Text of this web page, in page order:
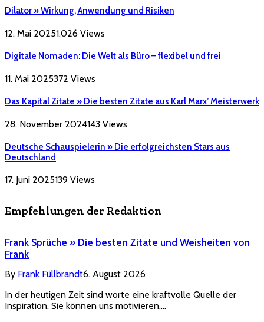
Dilator » Wirkung, Anwendung und Risiken
12. Mai 20251.026 Views
Digitale Nomaden: Die Welt als Büro – flexibel und frei
11. Mai 2025372 Views
Das Kapital Zitate » Die besten Zitate aus Karl Marx’ Meisterwerk
28. November 2024143 Views
Deutsche Schauspielerin » Die erfolgreichsten Stars aus
Deutschland
17. Juni 2025139 Views
Empfehlungen der Redaktion
Frank Sprüche » Die besten Zitate und Weisheiten von
Frank
By Frank Füllbrandt6. August 2026
In der heutigen Zeit sind worte eine kraftvolle Quelle der
Inspiration. Sie können uns motivieren,…